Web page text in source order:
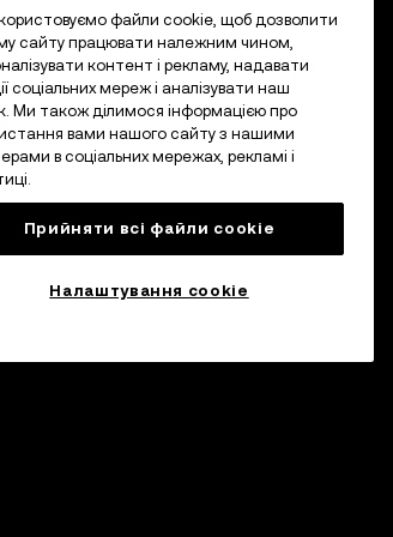
файли cookie, щоб дозволити
сайту працювати належним чином,
контент і рекламу, надавати
соціальних мереж і аналізувати наш
Ми також ділимося інформацією про
вами нашого сайту з нашими
в соціальних мережах, рекламі і
Прийняти всі файли сookie
Налаштування cookie